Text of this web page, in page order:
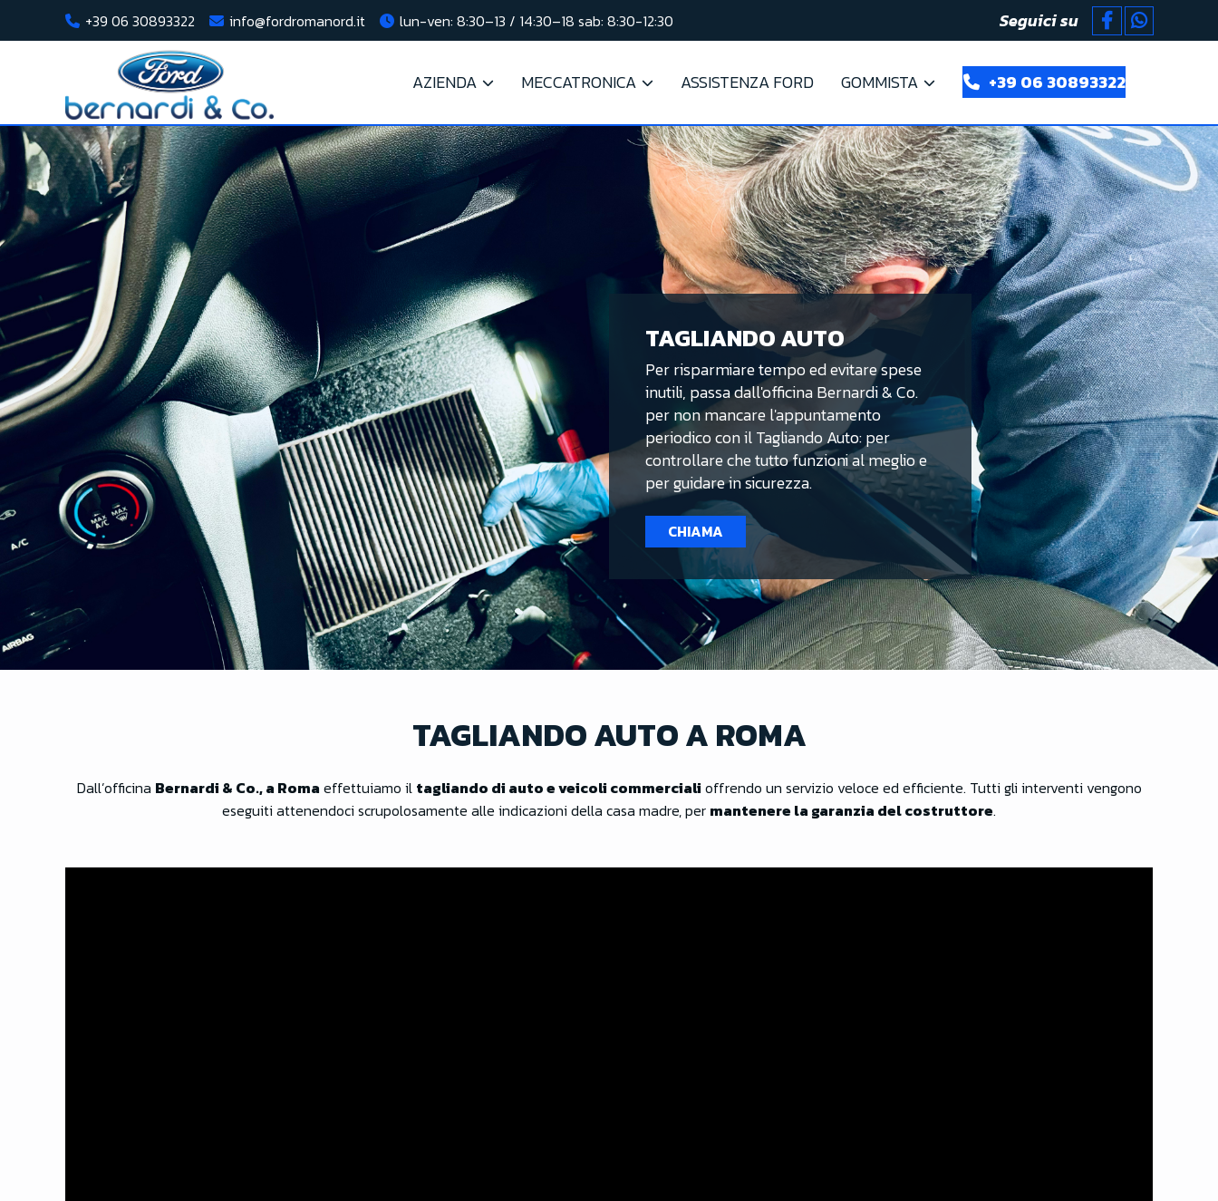
+39 06 30893322 info@fordromanord.it lun-ven: 8:30–13 / 14:30–18 sab: 8:30-12:30 Seguici su
AZIENDA MECCATRONICA ASSISTENZA FORD GOMMISTA +39 06 30893322
TAGLIANDO AUTO
Per risparmiare tempo ed evitare spese
inutili, passa dall'officina Bernardi & Co.
per non mancare l'appuntamento
periodico con il Tagliando Auto: per
controllare che tutto funzioni al meglio e
per guidare in sicurezza.
CHIAMA
TAGLIANDO AUTO A ROMA
Dall’officina Bernardi & Co., a Roma effettuiamo il tagliando di auto e veicoli commerciali offrendo un servizio veloce ed efficiente. Tutti gli interventi vengono
eseguiti attenendoci scrupolosamente alle indicazioni della casa madre, per mantenere la garanzia del costruttore.